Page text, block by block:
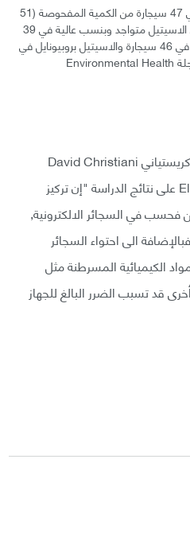
وإتضح وجود تلك المركبات الضارة في 47 سيجارة من الكمية المفحوصة (51
سيجارة). حيث وجدوا بأن مركب ثنائي الاسيتيل متواجد وبنسب عالية في 39
نوع من السجائر, بينما وُجد الاسيتون في 46 سيجارة والاسيتيل بروبيونايل في
23 سيجارة. وقد نُشرت النتائج في مجلة Environmental Health
كما اضاف كل من الدكتور ديفيد كريستياني David Christiani
والدكتور ايلكان بلوت Elkan Blout على نتائج الدراسة "إن تركيز
فحسب في السجائر الالكترونية,
الى احتواء السجائر
الكيميائية المسرطنة مثل
قد تسبب الضرر البالغ للجهاز